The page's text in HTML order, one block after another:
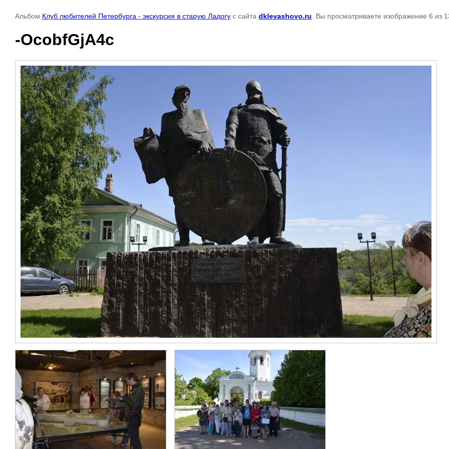
Альбом Клуб любителей Петербурга - экскурсия в старую Ладогу с сайта dklevashovo.ru . Вы просматриваете изображение 6 из
-OcobfGjA4c